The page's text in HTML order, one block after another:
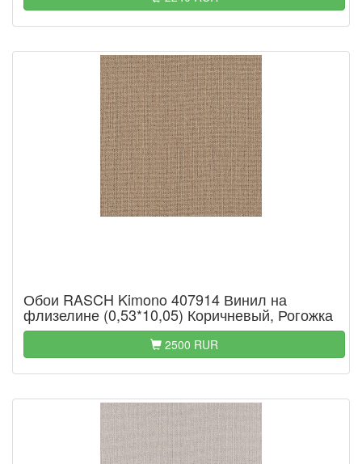
Обои RASCH Kimono 407914 Винил на
флизелине (0,53*10,05) Коричневый, Рогожка
2500 RUR